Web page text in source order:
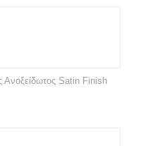
Satin Finish